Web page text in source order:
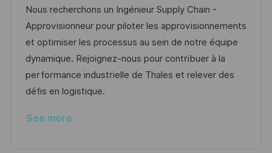
a
t
i
o
n
t
e
d
D
a
b
I
d
t
e
g
o
r
Nous recherchons un Ingénieur Supply Chain -
Approvisionneur pour piloter les approvisionnements
et optimiser les processus au sein de notre équipe
dynamique. Rejoignez-nous pour contribuer à la
performance industrielle de Thales et relever des
défis en logistique.
See more